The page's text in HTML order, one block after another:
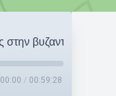
00:00 / 00:59:28